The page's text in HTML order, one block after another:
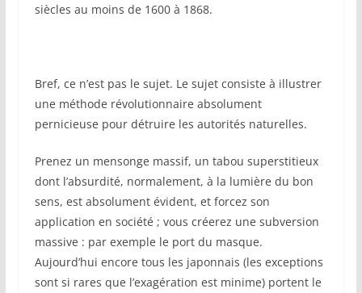
siècles au moins de 1600 à 1868.
Bref, ce n’est pas le sujet. Le sujet consiste à illustrer
une méthode révolutionnaire absolument
pernicieuse pour détruire les autorités naturelles.
Prenez un mensonge massif, un tabou superstitieux
dont l’absurdité, normalement, à la lumière du bon
sens, est absolument évident, et forcez son
application en société ; vous créerez une subversion
massive : par exemple le port du masque.
Aujourd’hui encore tous les japonnais (les exceptions
sont si rares que l’exagération est minime) portent le